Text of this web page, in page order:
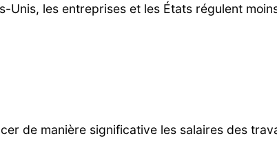
Unis, les entreprises et les États régulent
de manière significative les salaires des